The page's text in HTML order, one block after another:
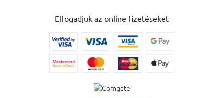
Elfogadjuk az online fizetéseket